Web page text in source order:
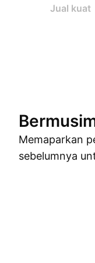
Jual kuat
Memaparkan
sebelumnya